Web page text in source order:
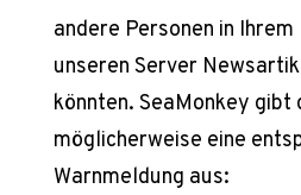
andere Personen in
unseren Server
könnten. SeaMonkey gibt
möglicherweise eine
Warnmeldung aus: